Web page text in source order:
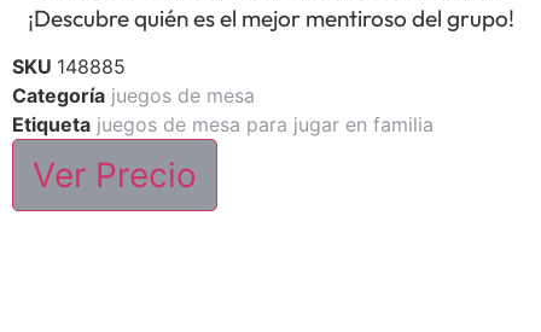
¡Descubre quién es el mejor mentiroso del grupo!
SKU 148885
Categoría juegos de mesa
Etiqueta juegos de mesa para jugar en familia
Ver Precio